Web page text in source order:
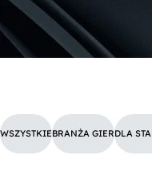
WSZYSTKIEBRANŻA GIERDLA